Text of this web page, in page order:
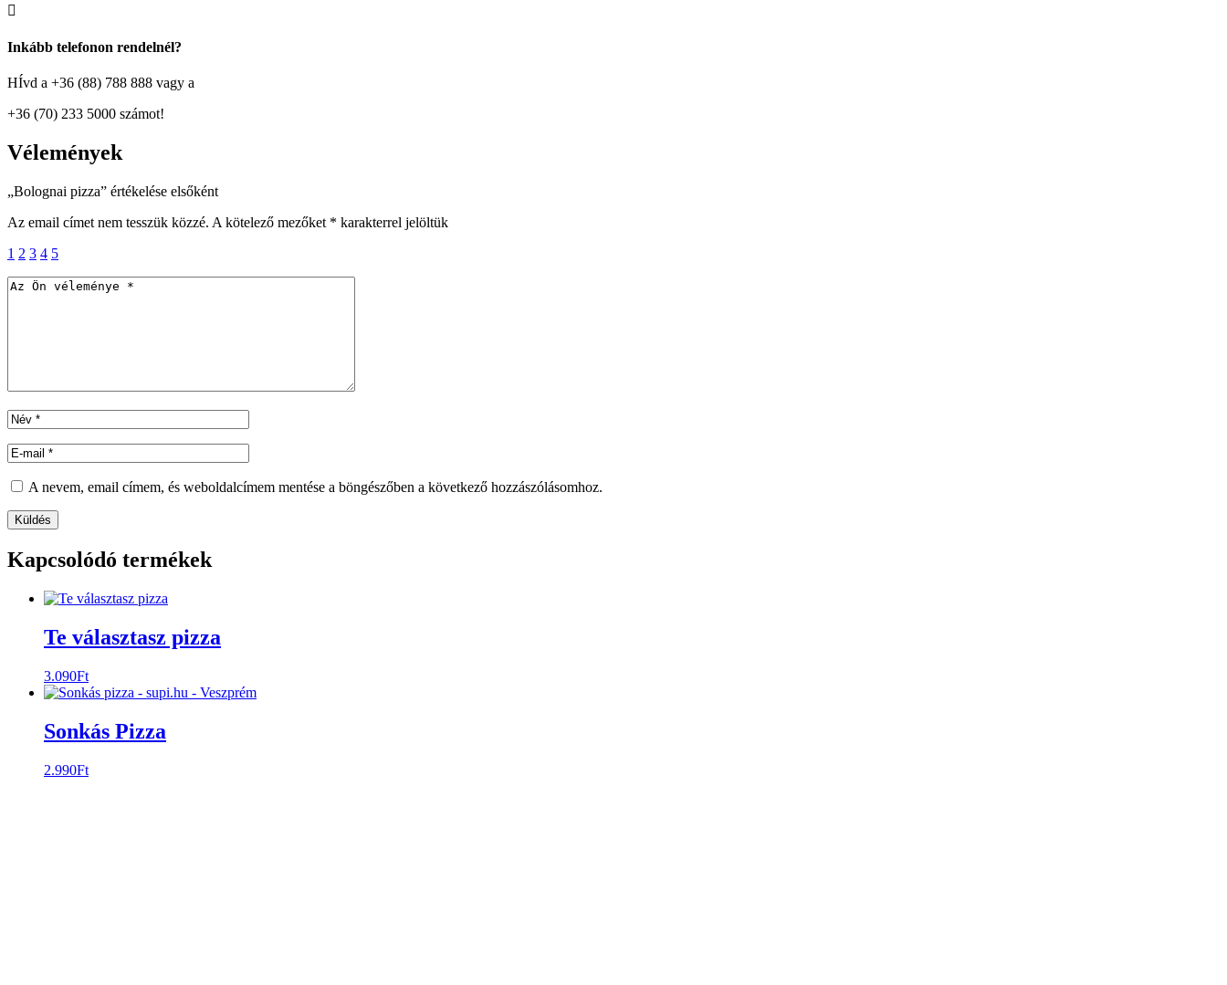

Inkább telefonon rendelnél?
HÍvd a +36 (88) 788 888 vagy a
+36 (70) 233 5000 számot!
Vélemények
„Bolognai pizza” értékelése elsőként
Az email címet nem tesszük közzé. A kötelező mezőket * karakterrel jelöltük
1 2 3 4 5
A nevem, email címem, és weboldalcímem mentése a böngészőben a következő hozzászólásomhoz.
Küldés
Kapcsolódó termékek
Te választasz pizza
3.090Ft
Sonkás Pizza
2.990Ft